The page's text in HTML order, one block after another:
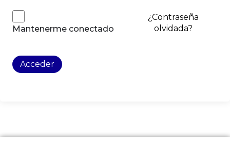
Mantenerme conectado
¿Contraseña
olvidada?
Acceder